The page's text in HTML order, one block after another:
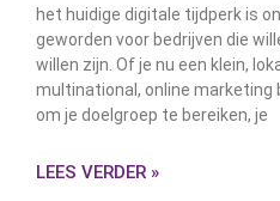
het huidige digitale tijdperk is
geworden voor bedrijven die
willen zijn. Of je nu een klein,
multinational, online marketing
om je doelgroep te bereiken, je
LEES VERDER »